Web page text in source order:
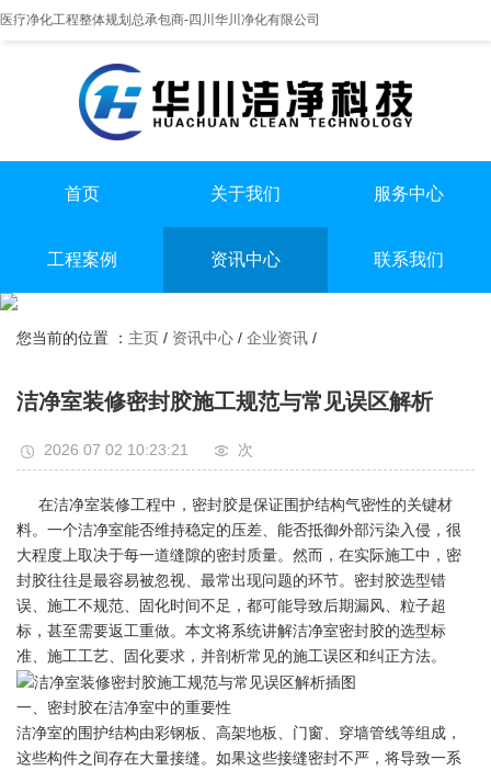
医疗净化工程整体规划总承包商-四川华川净化有限公司
提供实医疗净化整体解决方案
首页 关于我们 服务中心
手术室净化装修
实验室净化装修
工程案例
无尘车间
资讯中心 联系我们
您当前的位置 ： 主页 / 资讯中心 / 企业资讯 /
洁净室装修密封胶施工规范与常见误区解析
2026 07 02 10:23:21 次
在洁净室装修工程中，密封胶是保证围护结构气密性的关键材
料。一个洁净室能否维持稳定的压差、能否抵御外部污染入侵，很
大程度上取决于每一道缝隙的密封质量。然而，在实际施工中，密
封胶往往是最容易被忽视、最常出现问题的环节。密封胶选型错
误、施工不规范、固化时间不足，都可能导致后期漏风、粒子超
标，甚至需要返工重做。本文将系统讲解洁净室密封胶的选型标
准、施工工艺、固化要求，并剖析常见的施工误区和纠正方法。
一、密封胶在洁净室中的重要性
洁净室的围护结构由彩钢板、高架地板、门窗、穿墙管线等组成，
这些构件之间存在大量接缝。如果这些接缝密封不严，将导致一系